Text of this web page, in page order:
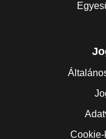
Cookie-